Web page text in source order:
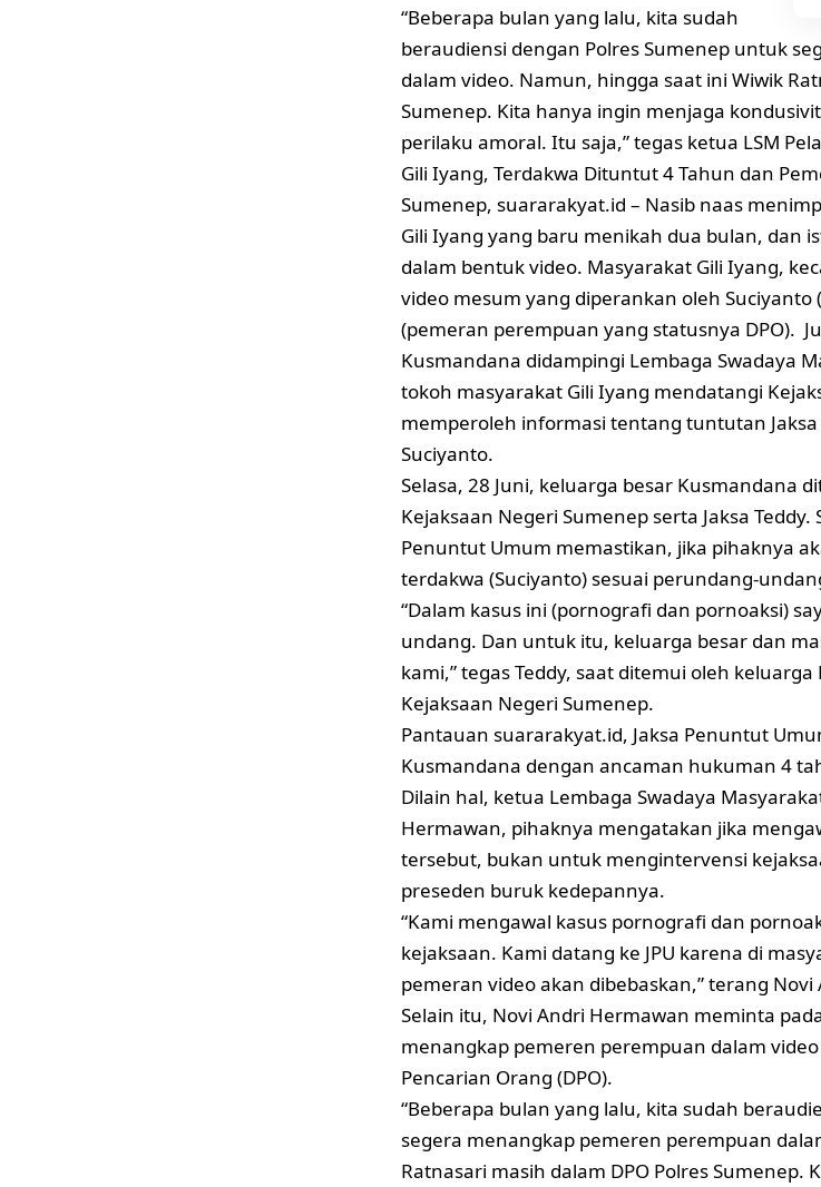
“Beberapa bulan yang lalu, kita sudah
beraudiensi dengan Polres Sumenep untuk
dalam video. Namun, hingga saat ini Wiwik
Sumenep. Kita hanya ingin menjaga
perilaku amoral. Itu saja,” tegas ketua LSM
Gili Iyang, Terdakwa Dituntut 4 Tahun dan
Sumenep, suararakyat.id – Nasib naas
Gili Iyang yang baru menikah dua bulan, dan
dalam bentuk video. Masyarakat Gili Iyang,
video mesum yang diperankan oleh Suciyanto
(pemeran perempuan yang statusnya DPO).
Kusmandana didampingi Lembaga Swadaya
tokoh masyarakat Gili Iyang mendatangi
memperoleh informasi tentang tuntutan
Suciyanto.
Selasa, 28 Juni, keluarga besar Kusmandana
Kejaksaan Negeri Sumenep serta Jaksa
Penuntut Umum memastikan, jika pihaknya
terdakwa (Suciyanto) sesuai perundang-
“Dalam kasus ini (pornografi dan pornoaksi)
undang. Dan untuk itu, keluarga besar dan
kami,” tegas Teddy, saat ditemui oleh
Kejaksaan Negeri Sumenep.
Pantauan suararakyat.id, Jaksa Penuntut
Kusmandana dengan ancaman hukuman 4
Dilain hal, ketua Lembaga Swadaya
Hermawan, pihaknya mengatakan jika
tersebut, bukan untuk mengintervensi
preseden buruk kedepannya.
“Kami mengawal kasus pornografi dan
kejaksaan. Kami datang ke JPU karena di
pemeran video akan dibebaskan,” terang
Selain itu, Novi Andri Hermawan meminta
menangkap pemeren perempuan dalam
Pencarian Orang (DPO).
“Beberapa bulan yang lalu, kita sudah
segera menangkap pemeren perempuan
Ratnasari masih dalam DPO Polres